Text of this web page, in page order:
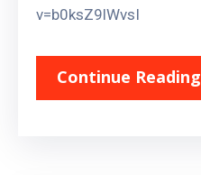
v=b0ksZ9lWvsI
Continue Reading